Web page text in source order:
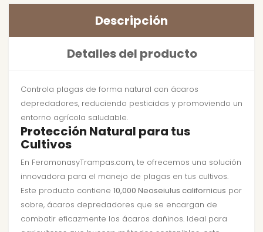
Descripción
Detalles del producto
Controla plagas de forma natural con ácaros
depredadores, reduciendo pesticidas y promoviendo un
entorno agrícola saludable.
Protección Natural para tus
Cultivos
En FeromonasyTrampas.com, te ofrecemos una solución
innovadora para el manejo de plagas en tus cultivos.
Este producto contiene 10,000 Neoseiulus californicus por
sobre, ácaros depredadores que se encargan de
combatir eficazmente los ácaros dañinos. Ideal para